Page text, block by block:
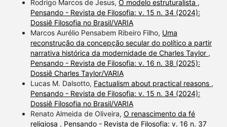
Rodrigo Marcos de Jesus, O modelo estruturalista ,
Pensando - Revista de Filosofia: v. 15 n. 34 (2024):
Dossiê Filosofia no Brasil/VARIA
Marcos Aurélio Pensabem Ribeiro Filho, Uma
reconstrução da concepção secular do político a partir
narrativa histórica da modernidade de Charles Taylor ,
Pensando - Revista de Filosofia: v. 16 n. 38 (2025):
Dossiê Charles Taylor/VARIA
Lucas M. Dalsotto, Factualism about practical reasons ,
Pensando - Revista de Filosofia: v. 15 n. 34 (2024):
Dossiê Filosofia no Brasil/VARIA
Renato Almeida de Oliveira, O renascimento da fé
religiosa , Pensando - Revista de Filosofia: v. 16 n. 37